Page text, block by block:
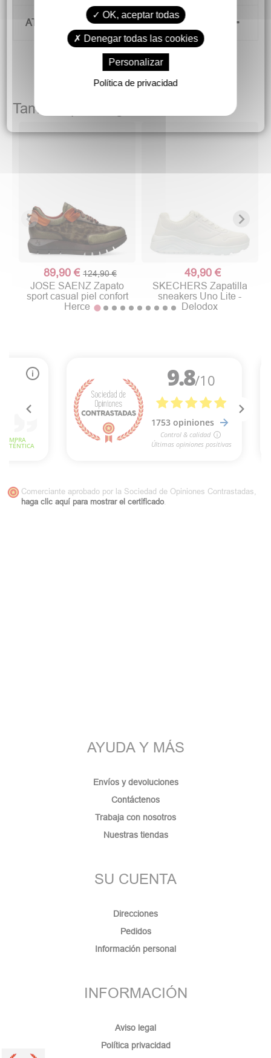
ATENCIÓN AL CLIENTE
También podría gustarte
89,90 €124,90 €
JOSE SAENZ Zapato
sport casual piel confort
Herce
49,90 €
SKECHERS Zapatilla
sneakers Uno Lite -
Delodox
Comerciante aprobado por la Sociedad de Opiniones Contrastadas,
haga clic aquí para mostrar el certificado.
AYUDA Y MÁS
Envíos y devoluciones
Contáctenos
Trabaja con nosotros
Nuestras tiendas
SU CUENTA
Direcciones
Pedidos
Información personal
INFORMACIÓN
Aviso legal
Política privacidad
OK, aceptar todas
Denegar todas las cookies
Personalizar
Política de privacidad